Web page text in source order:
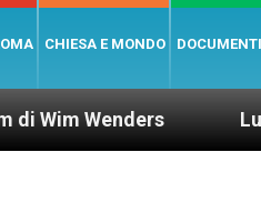
CHIESA E MONDO DOCUMENTI
Lunedì 4